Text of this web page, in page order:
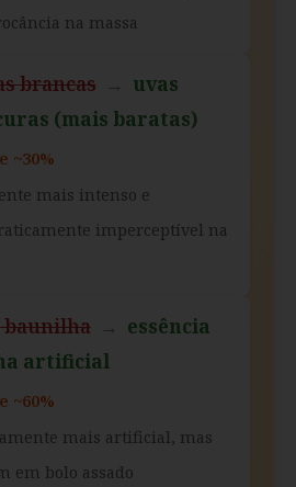
na massa
brancas → uvas
(mais baratas)
~30%
mais intenso e
imperceptível na
baunilha → essência
artificial
~60%
mais artificial, mas
em bolo assado